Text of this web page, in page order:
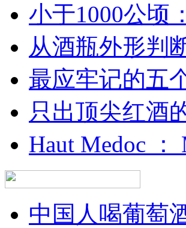
小于1000公顷
从酒瓶外形判
最应牢记的五
只出顶尖红酒
Haut Medoc ：
中国人喝葡萄